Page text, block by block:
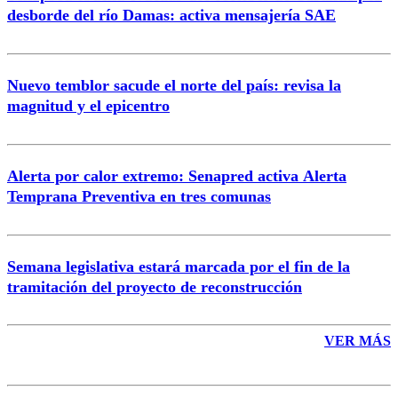
desborde del río Damas: activa mensajería SAE
Nuevo temblor sacude el norte del país: revisa la
magnitud y el epicentro
Alerta por calor extremo: Senapred activa Alerta
Temprana Preventiva en tres comunas
Semana legislativa estará marcada por el fin de la
tramitación del proyecto de reconstrucción
VER MÁS